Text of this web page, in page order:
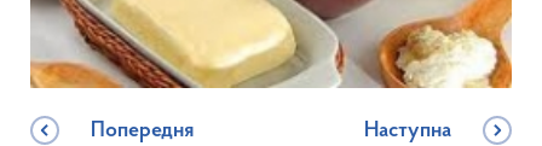
Попередня Наступна